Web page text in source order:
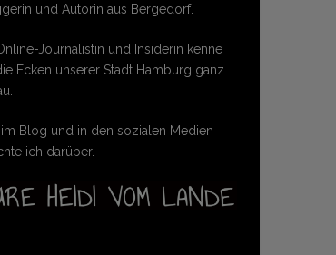
und Autorin aus Bergedorf.
Journalistin und Insiderin kenne
Ecken unserer Stadt Hamburg ganz
im Blog und in den sozialen Medien
ich darüber.